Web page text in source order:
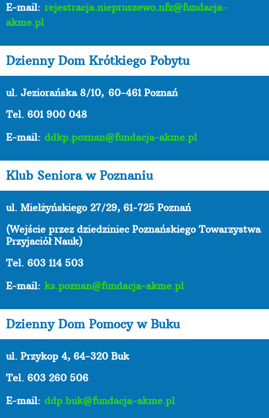
E-mail: rejestracja.niepruszewo.nfz@fundacja-
akme.pl
Dzienny Dom Krótkiego Pobytu
ul. Jeziorańska 8/10, 60-461 Poznań
Tel. 601 900 048
E-mail: ddkp.poznan@fundacja-akme.pl
Klub Seniora w Poznaniu
ul. Mielżyńskiego 27/29, 61-725 Poznań
(Wejście przez dziedziniec Poznańskiego Towarzystwa
Przyjaciół Nauk)
Tel. 603 114 503
E-mail: ks.poznan@fundacja-akme.pl
Dzienny Dom Pomocy w Buku
ul. Przykop 4, 64-320 Buk
Tel. 603 260 506
E-mail: ddp.buk@fundacja-akme.pl